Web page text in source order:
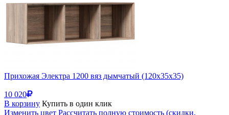
Прихожая Электра 1200 вяз дымчатый (120x35x35)
10 020
В корзину Купить в один клик
Изменить цвет Рассчитать полную стоимость (скидки,